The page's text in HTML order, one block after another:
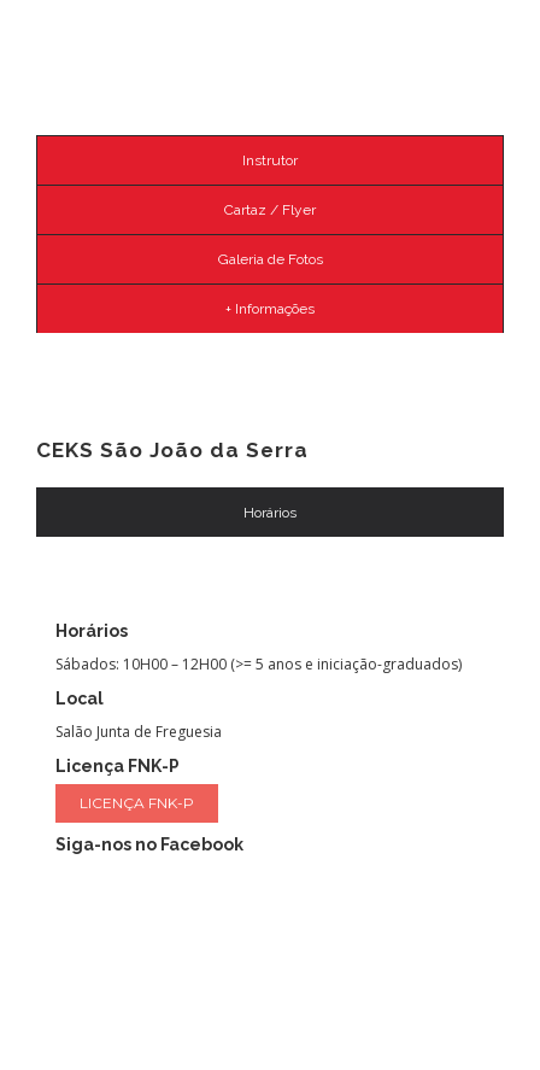
Instrutor
Cartaz / Flyer
Galeria de Fotos
+ Informações
CEKS São João da Serra
Horários
Horários
Sábados: 10H00 – 12H00 (>= 5 anos e iniciação-graduados)
Local
Salão Junta de Freguesia
Licença FNK-P
LICENÇA FNK-P
Siga-nos no Facebook